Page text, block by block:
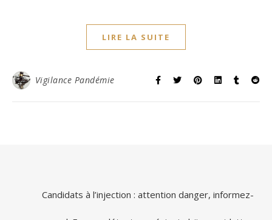
LIRE LA SUITE
Vigilance Pandémie
Candidats à l’injection : attention danger, informez-